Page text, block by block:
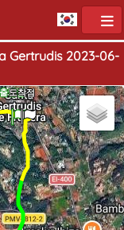
Gertrudis 2023-06-
발점
도착점